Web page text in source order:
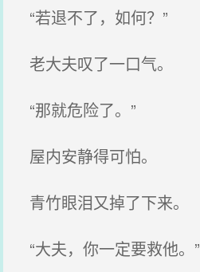
“若退不了，如何？”
老大夫叹了一口气。
“那就危险了。”
屋内安静得可怕。
青竹眼泪又掉了下来。
“大夫，你一定要救他。”